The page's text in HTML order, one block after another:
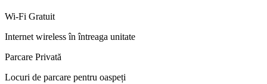
Wi‑Fi Gratuit
Internet wireless în întreaga unitate
Parcare Privată
Locuri de parcare pentru oaspeți